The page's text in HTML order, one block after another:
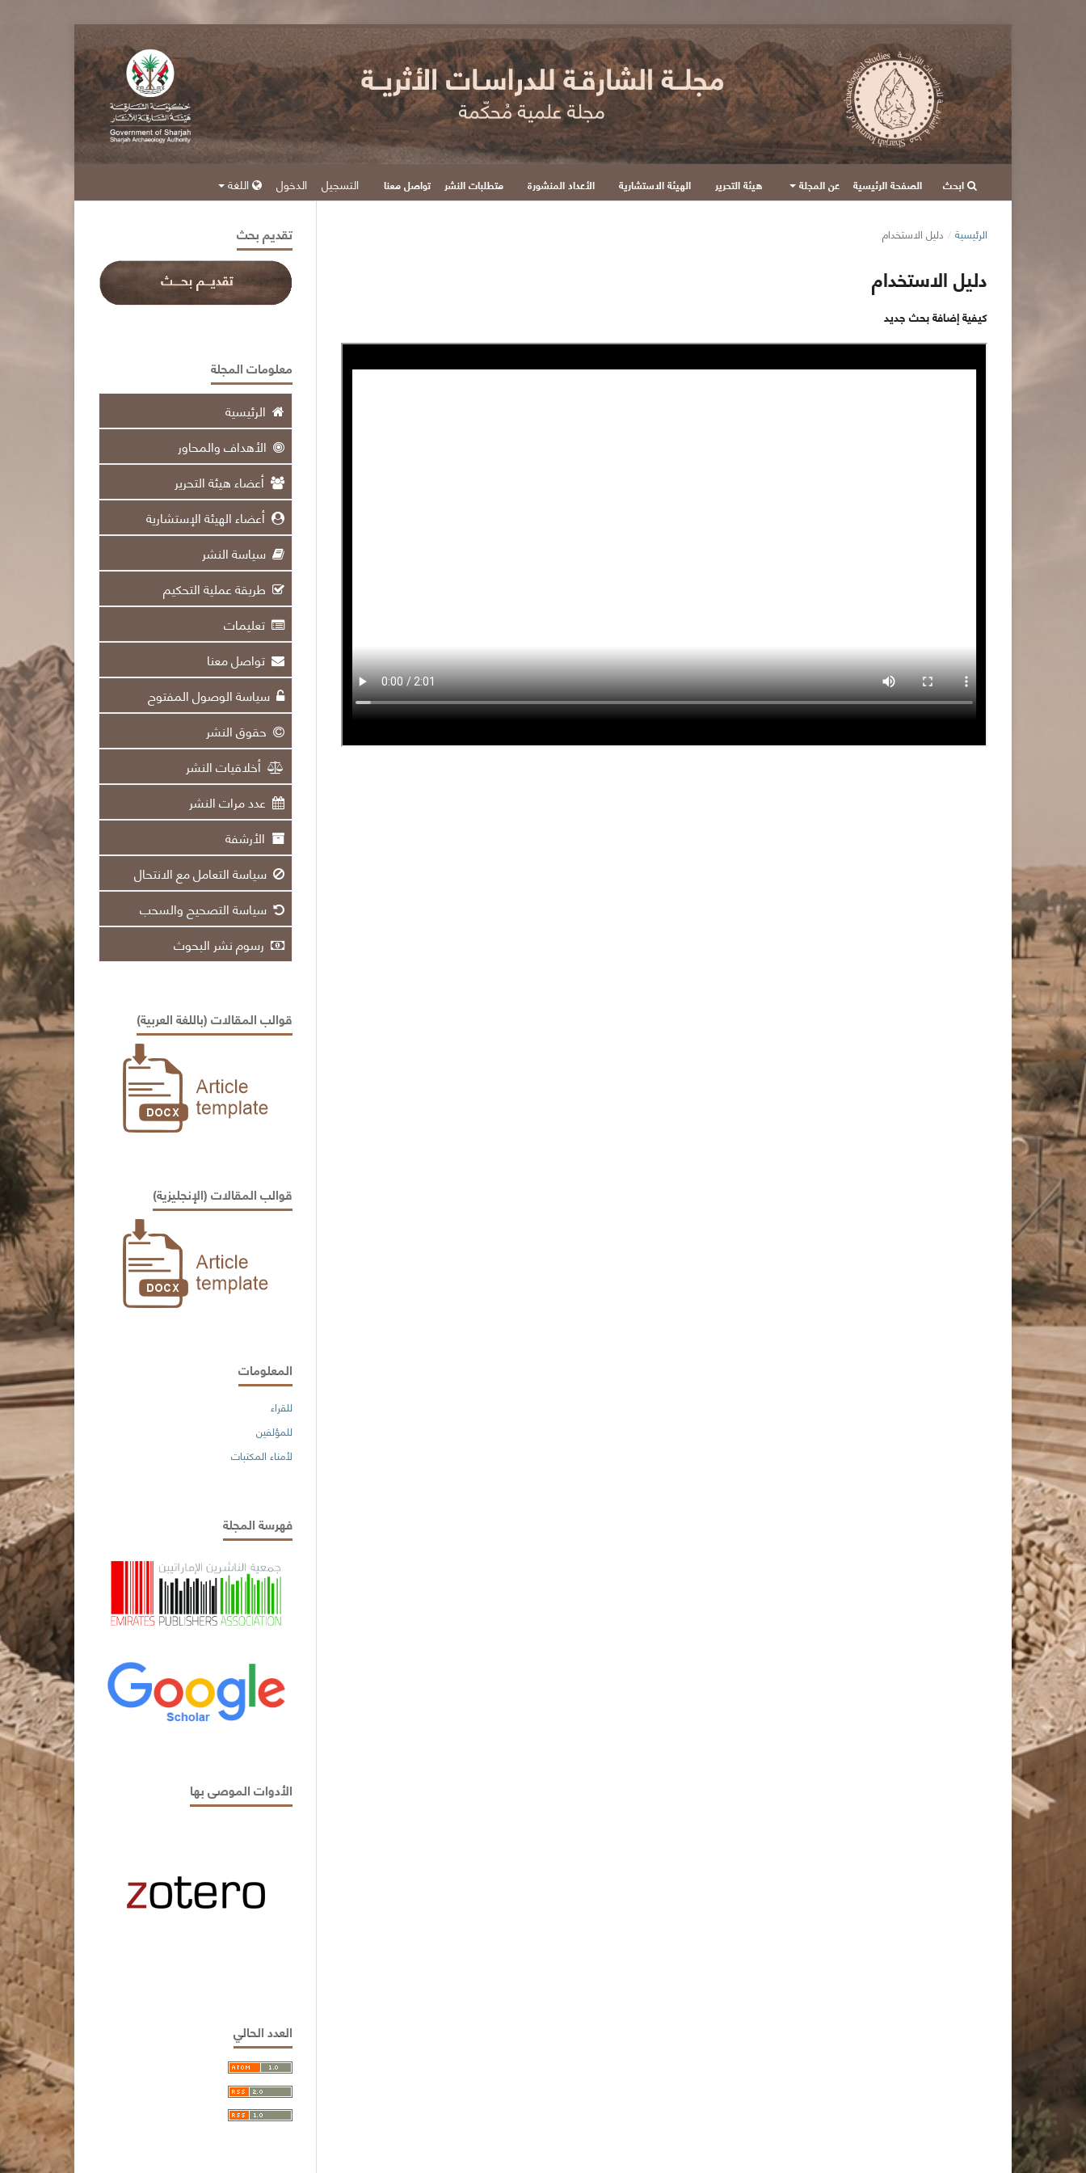
الصفحة الرئيسية عن المجلة هيئة التحرير الهيئة الاستشارية الأعداد المنشورة متطلبات النشر تواصل معنا التسجيل الدخول اللغة ابحث
الرئيسية / دليل الاستخدام
دليل الاستخدام
كيفية إضافة بحث جديد
تقديم بحث
معلومات المجلة
الرئيسية
الأهداف والمحاور
أعضاء هيئة التحرير
أعضاء الهيئة الإستشارية
سياسة النشر
طريقة عملية التحكيم
تعليمات
تواصل معنا
سياسة الوصول المفتوح
حقوق النشر
أخلاقيات النشر
عدد مرات النشر
الأرشفة
سياسة التعامل مع الانتحال
سياسة التصحيح والسحب
رسوم نشر البحوث
قوالب المقالات (باللغة العربية)
قوالب المقالات (الإنجليزية)
المعلومات
للقراء
للمؤلفين
لأمناء المكتبات
فهرسة المجلة
الأدوات الموصى بها
العدد الحالي